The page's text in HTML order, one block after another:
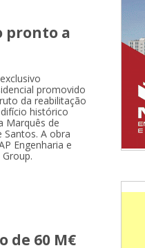
pronto a
promovido
da reabilitação
histórico
Marquês de
Santos. A obra
Engenharia e
de 60 M€